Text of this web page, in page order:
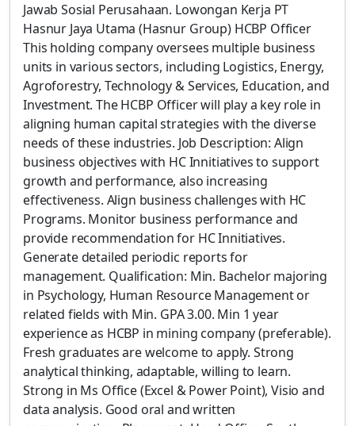
Jawab Sosial Perusahaan. Lowongan Kerja PT
Hasnur Jaya Utama (Hasnur Group) HCBP Officer
This holding company oversees multiple business
units in various sectors, including Logistics, Energy,
Agroforestry, Technology & Services, Education, and
Investment. The HCBP Officer will play a key role in
aligning human capital strategies with the diverse
needs of these industries. Job Description: Align
business objectives with HC Innitiatives to support
growth and performance, also increasing
effectiveness. Align business challenges with HC
Programs. Monitor business performance and
provide recommendation for HC Innitiatives.
Generate detailed periodic reports for
management. Qualification: Min. Bachelor majoring
in Psychology, Human Resource Management or
related fields with Min. GPA 3.00. Min 1 year
experience as HCBP in mining company (preferable).
Fresh graduates are welcome to apply. Strong
analytical thinking, adaptable, willing to learn.
Strong in Ms Office (Excel & Power Point), Visio and
data analysis. Good oral and written